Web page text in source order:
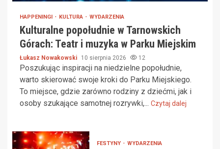
HAPPENINGI KULTURA WYDARZENIA
Kulturalne popołudnie w Tarnowskich
Górach: Teatr i muzyka w Parku Miejskim
Łukasz Nowakowski 10 sierpnia 2026 12
Poszukując inspiracji na niedzielne popołudnie,
warto skierować swoje kroki do Parku Miejskiego.
To miejsce, gdzie zarówno rodziny z dziećmi, jak i
osoby szukające samotnej rozrywki,... Czytaj dalej
FESTYNY WYDARZENIA